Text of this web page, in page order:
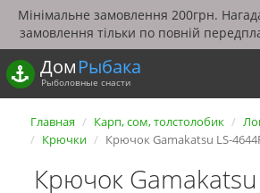
Мінімальне замовлення 200грн.
замовлення тільки по повній
ДомРыбака
Рыболовные снасти
Главная Карп, сом, толстолобик
Крючки
Крючок Gamakatsu LS-
Крючок